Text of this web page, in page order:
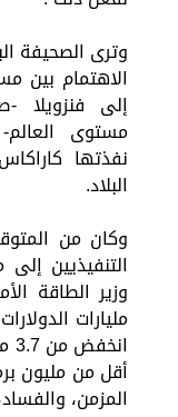
وترى الصحيفة
الاهتمام بين
إلى فنزويلا
مستوى
نفذتها
البلاد.
وكان من
التنفيذيين
وزير الطاقة
مليارات
أقل من مليون
المزمن،